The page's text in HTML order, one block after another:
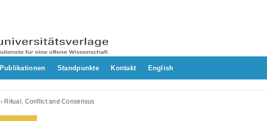
Publikationen Standpunkte Kontakt English
› Ritual, Conflict and Consensus